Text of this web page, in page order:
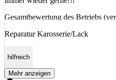
Gesamtbewertung des Betriebs
Reparatur Karosserie/Lack
hilfreich
Mehr anzeigen